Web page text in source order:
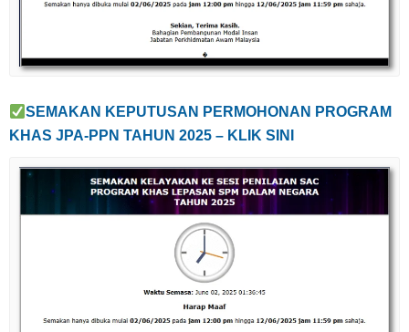
SEMAKAN KEPUTUSAN PERMOHONAN PROGRAM
KHAS JPA-PPN TAHUN 2025 – KLIK SINI